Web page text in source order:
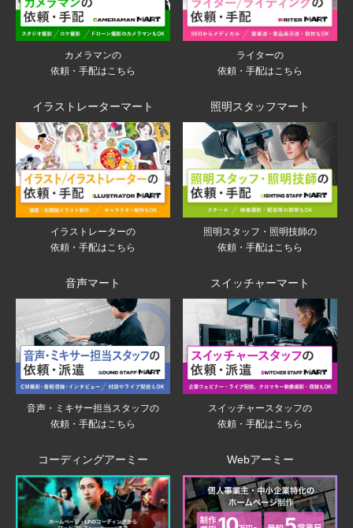
カメラマンの
依頼・手配はこちら
ライターの
依頼・手配はこちら
イラストレーターマート
イラストレーターの
依頼・手配はこちら
照明スタッフマート
照明スタッフ・照明技師の
依頼・手配はこちら
音声マート
音声・ミキサー担当スタッフの
依頼・手配はこちら
スイッチャーマート
スイッチャースタッフの
依頼・手配はこちら
コーディングアーミー Webアーミー